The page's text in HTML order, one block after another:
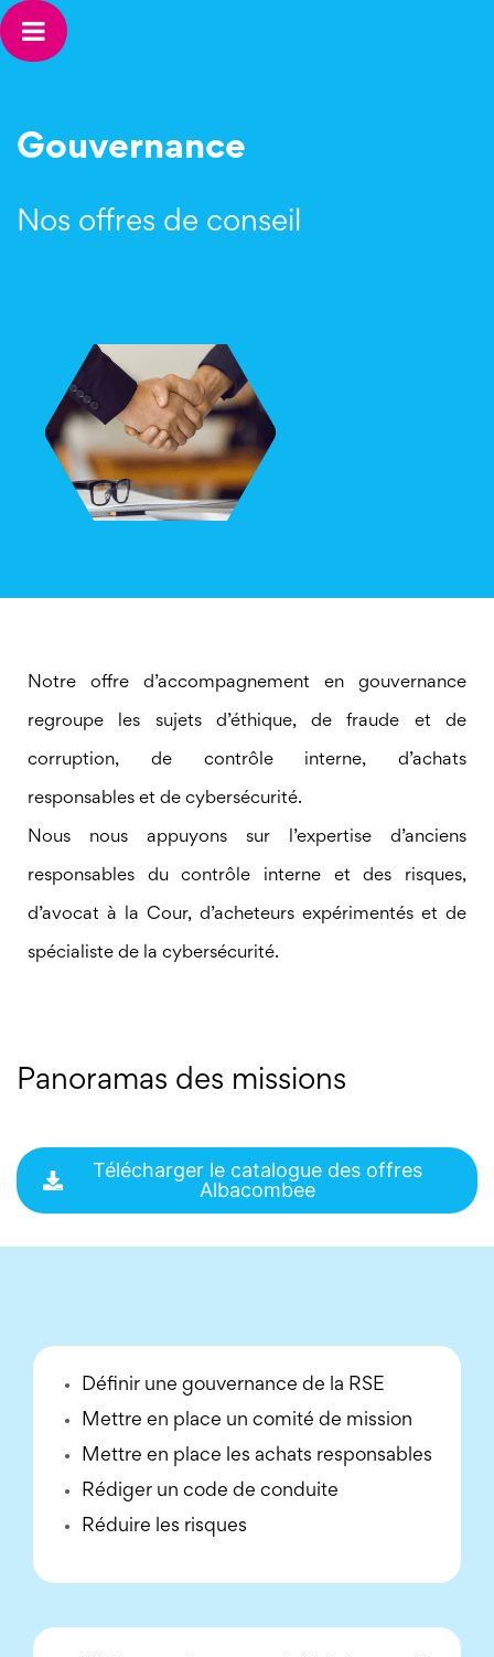
Gouvernance
Nos offres de conseil
Notre offre d’accompagnement en gouvernance
regroupe les sujets d’éthique, de fraude et de
corruption, de contrôle interne, d’achats
responsables et de cybersécurité.
Nous nous appuyons sur l’expertise d’anciens
responsables du contrôle interne et des risques,
d’avocat à la Cour, d’acheteurs expérimentés et de
spécialiste de la cybersécurité.
Panoramas des missions
Télécharger le catalogue des offres
Albacombee
Définir une gouvernance de la RSE
Mettre en place un comité de mission
Mettre en place les achats responsables
Rédiger un code de conduite
Réduire les risques